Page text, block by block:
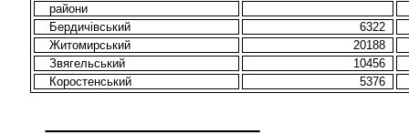
райони
Бердичівський
6322
Житомирський
20188
Звягельський
10456
Коростенський
5376